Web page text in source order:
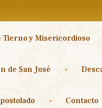
Tierno y Misericordioso
de San José
Contacto